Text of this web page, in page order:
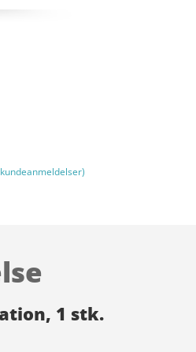
kundeanmeldelser)
1 stk.